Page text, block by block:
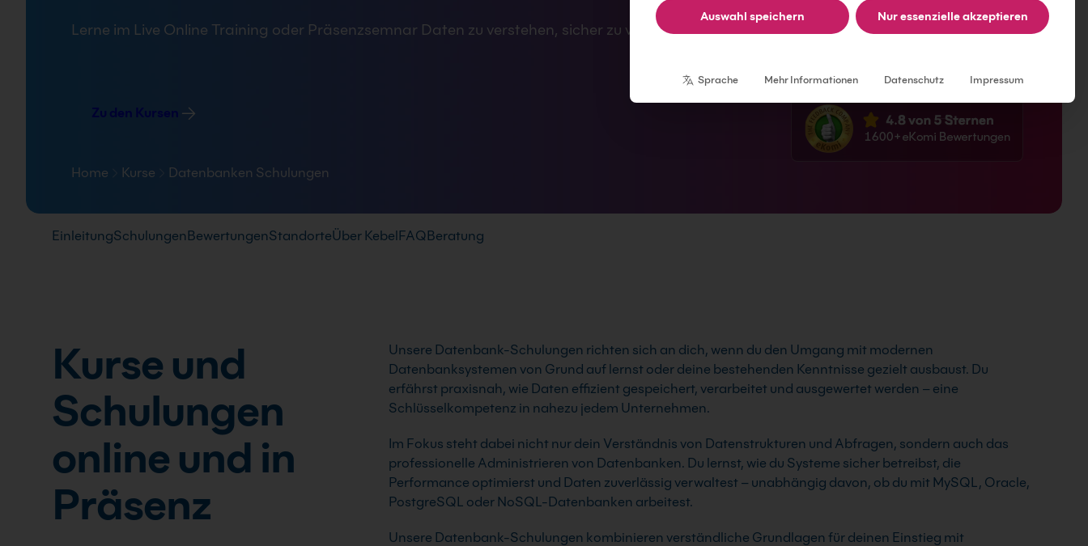
Lerne im Live Online Training oder Präsenzsemnar Daten zu verstehen, sicher zu verwalten und effizient zu nutzen.
Zu den Kursen
Pfad-Navigation
Home Kurse Datenbanken Schulungen
EinleitungSchulungenBewertungenStandorteÜber KebelFAQBeratung
Kurse und
Schulungen
online und in
Präsenz
Unsere Datenbank-Schulungen richten sich an dich, wenn du den Umgang mit modernen
Datenbanksystemen von Grund auf lernst oder deine bestehenden Kenntnisse gezielt ausbaust. Du
erfährst praxisnah, wie Daten effizient gespeichert, verarbeitet und ausgewertet werden – eine
Schlüsselkompetenz in nahezu jedem Unternehmen.
Im Fokus steht dabei nicht nur dein Verständnis von Datenstrukturen und Abfragen, sondern auch das
professionelle Administrieren von Datenbanken. Du lernst, wie du Systeme sicher betreibst, die
Performance optimierst und Daten zuverlässig verwaltest – unabhängig davon, ob du mit MySQL, Oracle,
PostgreSQL oder NoSQL-Datenbanken arbeitest.
Unsere Datenbank-Schulungen kombinieren verständliche Grundlagen für deinen Einstieg mit
Auswahl speichern Nur essenzielle akzeptieren
Sprache Mehr Informationen Datenschutz Impressum